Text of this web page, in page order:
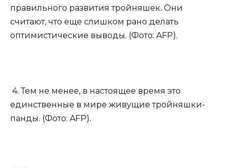
правильного развития тройняшек. Они
считают, что еще слишком рано делать
оптимистические выводы. (Фото: AFP).
4. Тем не менее, в настоящее время это
единственные в мире живущие тройняшки-
панды. (Фото: AFP).